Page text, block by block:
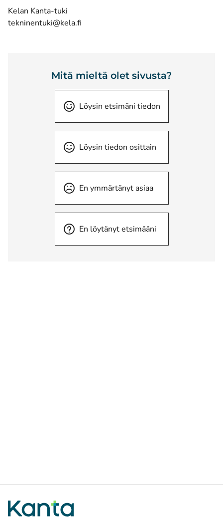
Kelan Kanta-tuki
tekninentuki@kela.fi
Mitä mieltä olet sivusta?
Löysin etsimäni tiedon
Löysin tiedon osittain
En ymmärtänyt asiaa
En löytänyt etsimääni